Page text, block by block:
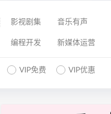
影视剧集 音乐有声
编程开发 新媒体运营
VIP免费 VIP优惠